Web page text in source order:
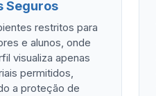
Seguros
restritos para
e alunos, onde
visualiza apenas
permitidos,
a proteção de